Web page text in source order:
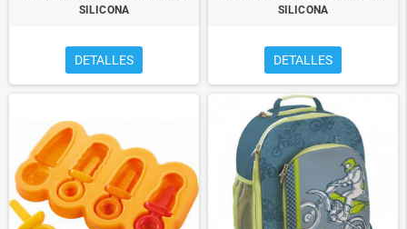
SILICONA
DETALLES
SILICONA
DETALLES